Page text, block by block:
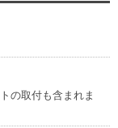
の取付も含まれま